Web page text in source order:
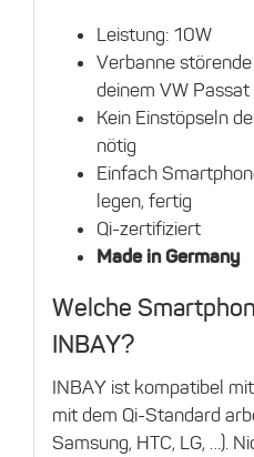
Leistung: 10W
Verbanne
deinem VW Passat
Kein Einstöpseln
nötig
Einfach
legen, fertig
Qi-zertifiziert
Made in Germany
Welche
INBAY?
INBAY ist kompatibel
mit dem Qi-Standard
Samsung, HTC, LG, …).